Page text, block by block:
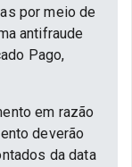
por meio de
antifraude
Pago,
em razão
deverão
da data